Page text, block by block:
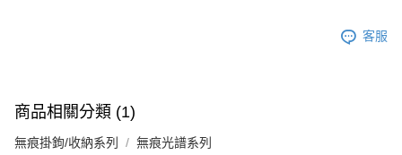
客服
商品相關分類 (1)
無痕掛鉤/收納系列 無痕光譜系列